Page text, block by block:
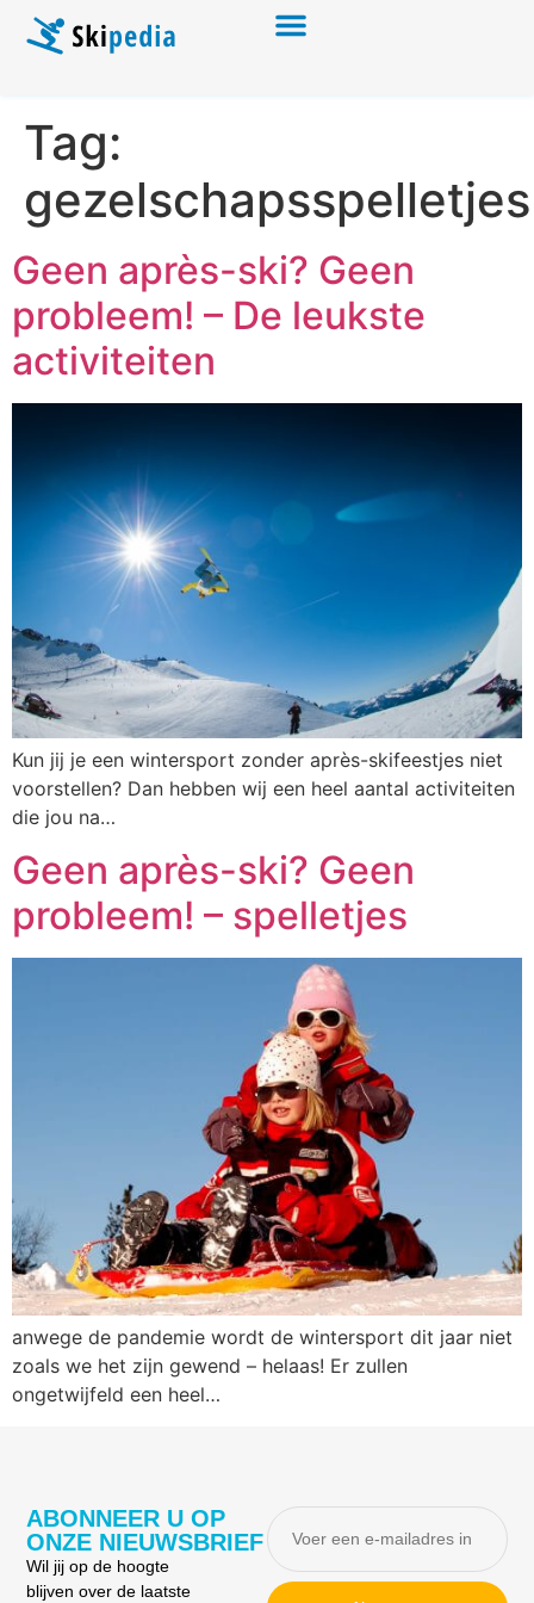
Tag:
gezelschapsspelletjes
Geen après-ski? Geen
probleem! – De leukste
activiteiten
Kun jij je een wintersport zonder après-skifeestjes niet
voorstellen? Dan hebben wij een heel aantal activiteiten
die jou na…
Geen après-ski? Geen
probleem! – spelletjes
anwege de pandemie wordt de wintersport dit jaar niet
zoals we het zijn gewend – helaas! Er zullen
ongetwijfeld een heel…
ABONNEER U OP
ONZE NIEUWSBRIEF
Wil jij op de hoogte
blijven over de laatste